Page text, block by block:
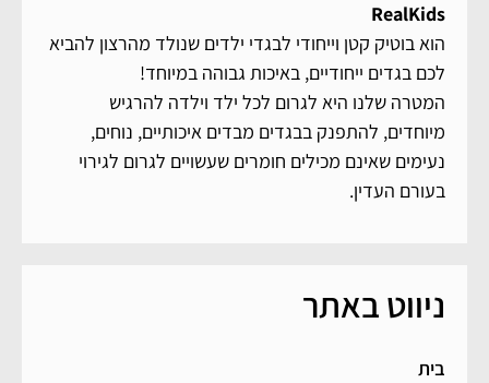
RealKids
הוא בוטיק קטן וייחודי לבגדי ילדים שנולד מהרצון להביא
לכם בגדים ייחודיים, באיכות גבוהה במיוחד!
המטרה שלנו היא לגרום לכל ילד וילדה להרגיש
מיוחדים, להתפנק בבגדים מבדים איכותיים, נוחים,
נעימים שאינם מכילים חומרים שעשויים לגרום לגירוי
בעורם העדין.
ניווט באתר
בית